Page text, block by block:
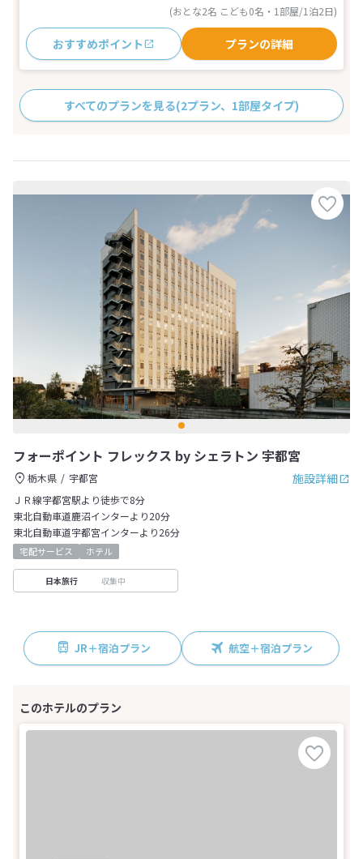
(おとな2名 こども0名・1部屋/1泊2日)
おすすめポイント プランの詳細
すべてのプランを見る(2プラン、1部屋タイプ)
フォーポイント フレックス by シェラトン 宇都宮
施設詳細
栃木県
宇都宮
ＪＲ線宇都宮駅より徒歩で8分
東北自動車道鹿沼インターより20分
東北自動車道宇都宮インターより26分
宅配サービス ホテル
日本旅行 収集中
JR＋宿泊プラン 航空＋宿泊プラン